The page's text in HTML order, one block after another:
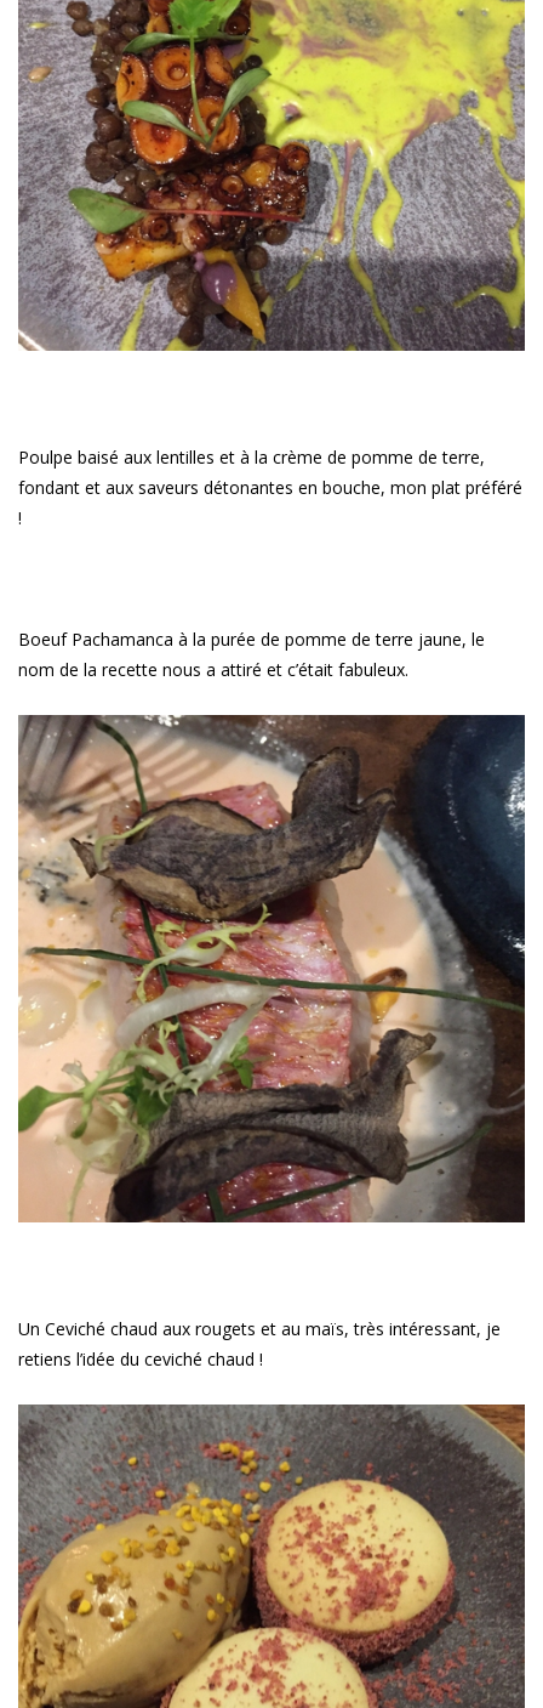
Poulpe baisé aux lentilles et à la crème de pomme de terre,
fondant et aux saveurs détonantes en bouche, mon plat préféré
!
Boeuf Pachamanca à la purée de pomme de terre jaune, le
nom de la recette nous a attiré et c’était fabuleux.
Un Ceviché chaud aux rougets et au maïs, très intéressant, je
retiens l’idée du ceviché chaud !